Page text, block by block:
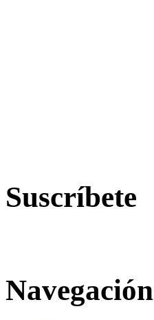
Suscríbete
Navegación